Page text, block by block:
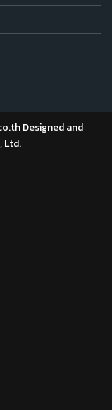
Designed and
Ltd.